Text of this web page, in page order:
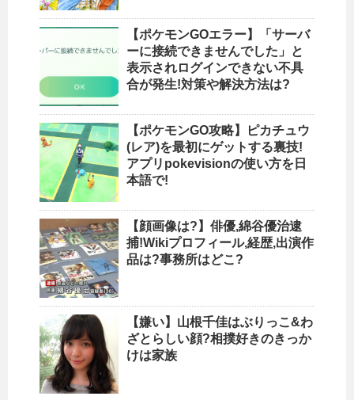
【ポケモンGOエラー】「サーバ
ーに接続できませんでした」と
表示されログインできない不具
合が発生!対策や解決方法は?
【ポケモンGO攻略】ピカチュウ
(レア)を最初にゲットする裏技!
アプリpokevisionの使い方を日
本語で!
【顔画像は?】俳優,綿谷優治逮
捕!Wikiプロフィール,経歴,出演作
品は?事務所はどこ?
【嫌い】山根千佳はぶりっこ&わ
ざとらしい顔?相撲好きのきっか
けは家族